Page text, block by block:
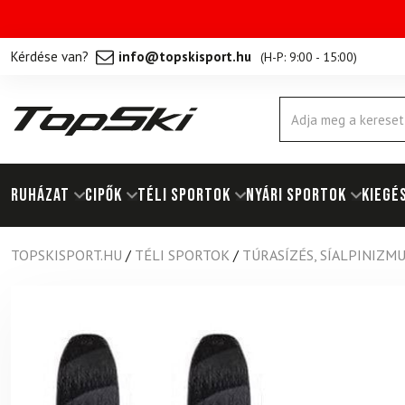
Kérdése van? info@topskisport.hu (H-P: 9:00 - 15:00)
Products
search
RUHÁZAT Cipők TÉLI SPORTOK NYÁRI SPORTOK
TOPSKISPORT.HU / TÉLI SPORTOK / TÚRASÍZÉS,